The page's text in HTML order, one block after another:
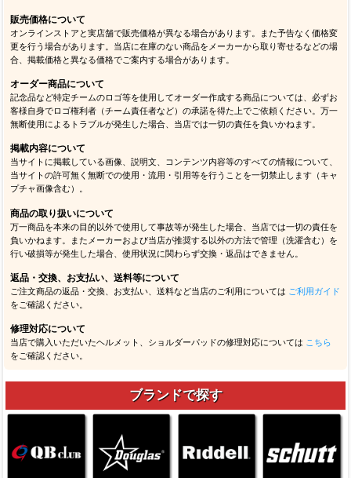
販売価格について
オンラインストアと実店舗で販売価格が異なる場合があります。また予告なく価格変
更を行う場合があります。当店に在庫のない商品をメーカーから取り寄せるなどの場
合、掲載価格と異なる価格でご案内する場合があります。
オーダー商品について
記念品など特定チームのロゴ等を使用してオーダー作成する商品については、必ずお
客様自身でロゴ権利者（チーム責任者など）の承諾を得た上でご依頼ください。万一
無断使用によるトラブルが発生した場合、当店では一切の責任を負いかねます。
掲載内容について
当サイトに掲載している画像、説明文、コンテンツ内容等のすべての情報について、
当サイトの許可無く無断での使用・流用・引用等を行うことを一切禁止します（キャ
プチャ画像含む）。
商品の取り扱いについて
万一商品を本来の目的以外で使用して事故等が発生した場合、当店では一切の責任を
負いかねます。またメーカーおよび当店が推奨する以外の方法で管理（洗濯含む）を
行い破損等が発生した場合、使用状況に関わらず交換・返品はできません。
返品・交換、お支払い、送料等について
ご注文商品の返品・交換、お支払い、送料など当店のご利用については ご利用ガイド
をご確認ください。
修理対応について
当店で購入いただいたヘルメット、ショルダーパッドの修理対応については こちら
をご確認ください。
ブランドで探す